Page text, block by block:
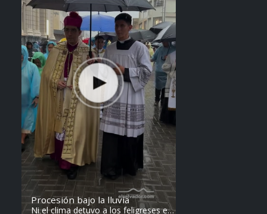
Procesión bajo la lluvia
Ni el clima detuvo a los feligreses en